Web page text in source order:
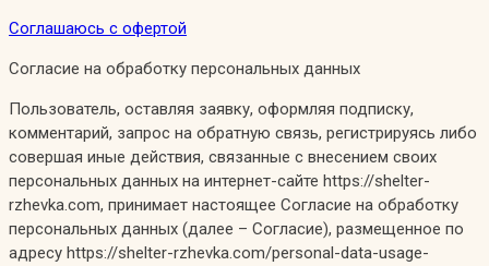
Соглашаюсь с офертой
Согласие на обработку персональных данных
Пользователь, оставляя заявку, оформляя подписку,
комментарий, запрос на обратную связь, регистрируясь либо
совершая иные действия, связанные с внесением своих
персональных данных на интернет-сайте https://shelter-
rzhevka.com, принимает настоящее Согласие на обработку
персональных данных (далее – Согласие), размещенное по
адресу https://shelter-rzhevka.com/personal-data-usage-